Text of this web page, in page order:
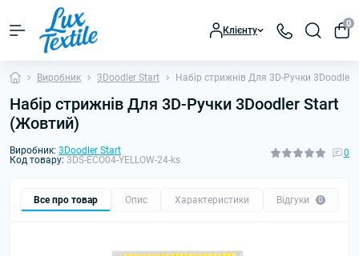
Клієнту
0
Виробник 3Doodler Start Набір стрижнів Для 3D-Ручки
Набір стрижнів Для 3D-Ручки 3Doodler Start
(Жовтий)
Виробник: 3Doodler Start
Код товару: 3DS-ECO04-YELLOW-24-ks
0
Все про товар Опис Характеристики Відгуки 0